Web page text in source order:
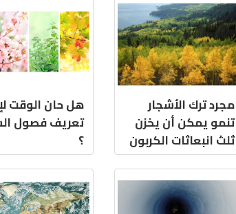
مجرد ترك الأشجار
تنمو يمكن أن يخزن
ثلث انبعاثات الكربون
لدينا
هل حان الوقت
تعريف فصول
؟